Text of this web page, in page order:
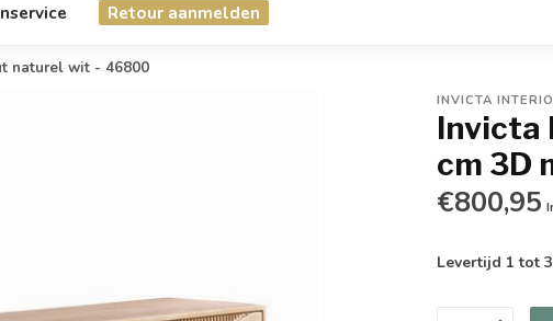
Retour aanmelden
naturel wit - 46800
INVICTA
Invicta
cm 3D
€800,95
Levertijd 1 tot